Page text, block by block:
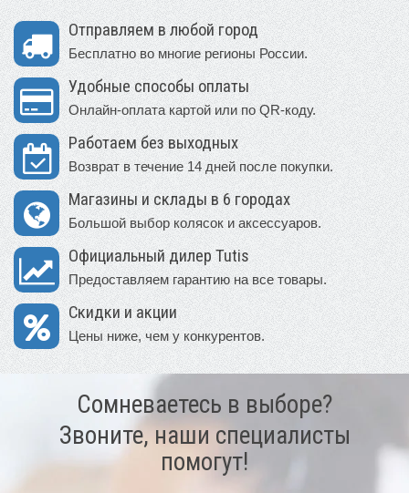
Отправляем в любой город
Бесплатно во многие регионы России.
Удобные способы оплаты
Онлайн-оплата картой или по QR-коду.
Работаем без выходных
Возврат в течение 14 дней после покупки.
Магазины и склады в 6 городах
Большой выбор колясок и аксессуаров.
Официальный дилер Tutis
Предоставляем гарантию на все товары.
Скидки и акции
Цены ниже, чем у конкурентов.
Сомневаетесь в выборе?
Звоните, наши специалисты
помогут!